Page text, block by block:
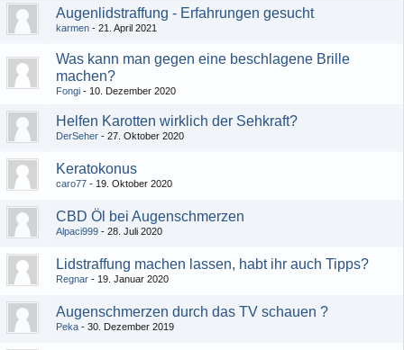
Augenlidstraffung - Erfahrungen gesucht
karmen 21. April 2021
Was kann man gegen eine beschlagene Brille
machen?
Fongi 10. Dezember 2020
Helfen Karotten wirklich der Sehkraft?
DerSeher 27. Oktober 2020
Keratokonus
caro77 19. Oktober 2020
CBD Öl bei Augenschmerzen
Alpaci999 28. Juli 2020
Lidstraffung machen lassen, habt ihr auch Tipps?
Regnar 19. Januar 2020
Augenschmerzen durch das TV schauen ?
Peka 30. Dezember 2019